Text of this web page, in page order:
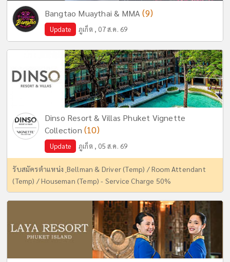
Bangtao Muaythai & MMA(9)
Update ภูเก็ต , 07 ส.ค. 69
Dinso Resort & Villas Phuket Vignette
Collection (10)
Update ภูเก็ต , 05 ส.ค. 69
รับสมัครตำแหน่ง ฺBellman & Driver (Temp) / Room Attendant
(Temp) / Houseman (Temp) - Service Charge 50%